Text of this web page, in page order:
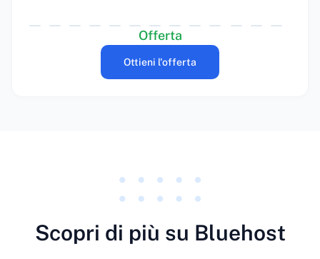
Offerta
Ottieni l'offerta
Scopri di più su Bluehost